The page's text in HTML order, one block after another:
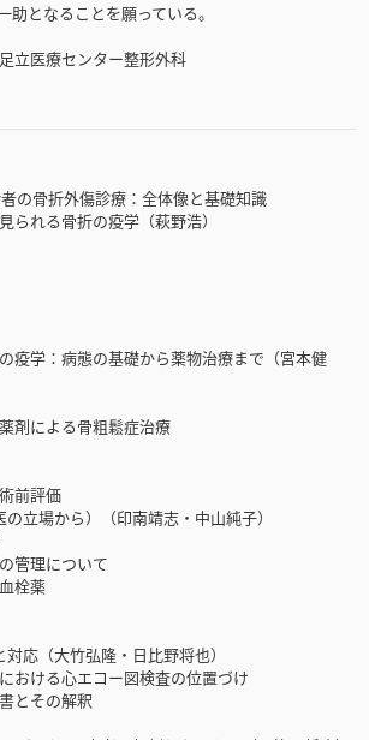
助となることを願っている。
立医療センター整形外科
の骨折外傷診療：全体像と基礎知識
れる骨折の疫学（萩野浩）
疫学：病態の基礎から薬物治療まで（宮本健
剤による骨粗鬆症治療
前評価
立場から）（印南靖志・中山純子）
管理について
栓薬
応（大竹弘隆・日比野将也）
おける心エコー図検査の位置づけ
とその解釈